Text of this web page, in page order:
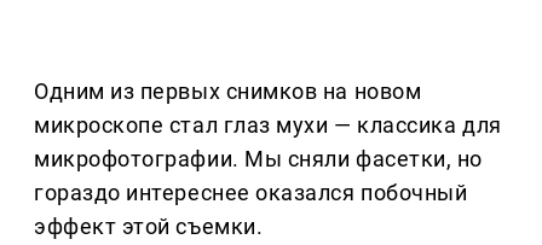
Одним из первых снимков на новом
микроскопе стал глаз мухи — классика для
микрофотографии. Мы сняли фасетки, но
гораздо интереснее оказался побочный
эффект этой съемки.